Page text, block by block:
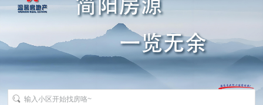
招聘房产销售经纪人